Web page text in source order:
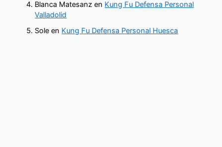
Blanca Matesanz en Kung Fu Defensa Personal
Valladolid
Sole en Kung Fu Defensa Personal Huesca